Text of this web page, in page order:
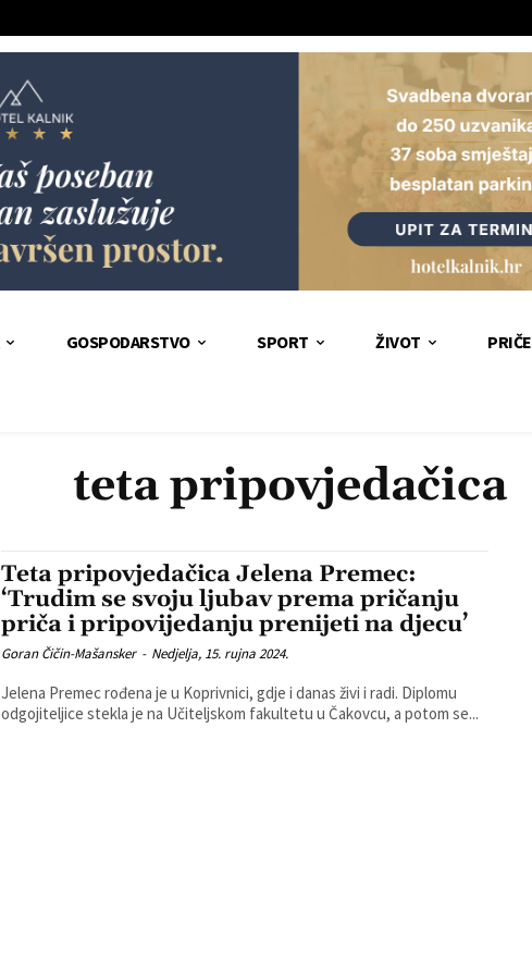
GOSPODARSTVO SPORT ŽIVOT PRIČE
teta pripovjedačica
Teta pripovjedačica Jelena Premec:
‘Trudim se svoju ljubav prema pričanju
priča i pripovijedanju prenijeti na djecu’
Goran Čičin-Mašansker - Nedjelja, 15. rujna 2024.
Jelena Premec rođena je u Koprivnici, gdje i danas živi i radi. Diplomu
odgojiteljice stekla je na Učiteljskom fakultetu u Čakovcu, a potom se...